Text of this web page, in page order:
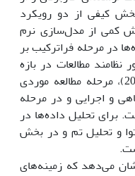
کیفی از دو رویکرد
کمی از مدل‌سازی نرم
در مرحله فراترکیب بر
مطالعات در بازه
زمانی 24 سال اخیر(1998 لغایت 2022)، مرحله مطالعه موردی
دانشگاهی و اجرایی و در مرحله
برای تحلیل داده‌ها در
و تحلیل تم و در بخش
می‌دهد که زمینه‌های